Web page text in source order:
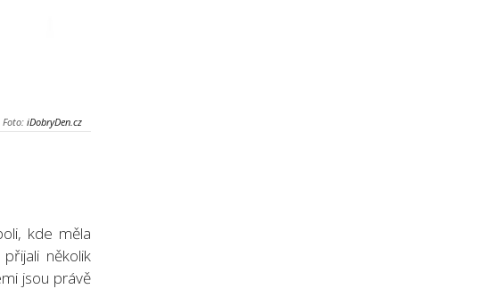
Foto: iDobryDen.cz
kde měla
několik
jsou právě